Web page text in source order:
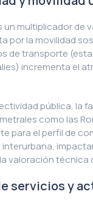
un multiplicador de
por la movilidad
de transporte
incrementa el
pública, la
como las
para el perfil de
interurbana,
valoración técnica
servicios y